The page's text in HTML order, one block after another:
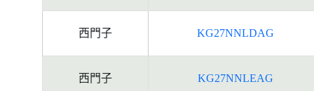
西門子 KG27NNLDAG
西門子 KG27NNLEAG